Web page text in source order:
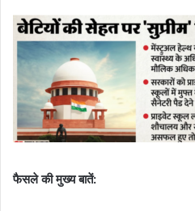
फैसले की मुख्य बातें: